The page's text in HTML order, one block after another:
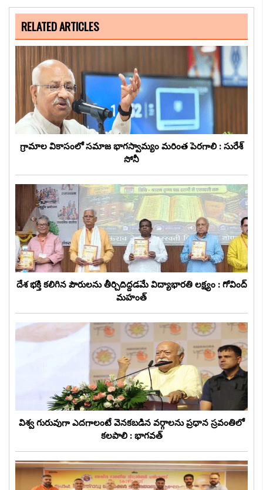
RELATED ARTICLES
గ్రామాల వికాసంలో సమాజ భాగస్వామ్యం మరింత పెరగాలి : సురేశ్
సోనీ
దేశ భక్తి కలిగిన పౌరులను తీర్చిదిద్దడమే విద్యాభారతి లక్ష్యం : గోవింద్
మహంత్
విశ్వ గురువుగా ఎదగాలంటే వెనకబడిన వర్గాలను ప్రధాన స్రవంతిలో
కలపాలి : భాగవత్